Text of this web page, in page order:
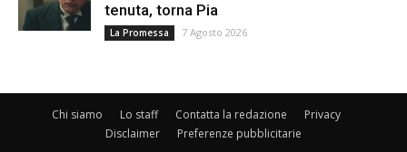
tenuta, torna Pia
La Promessa 7 Agosto 2026
Chi siamo Lo staff Contatta la redazione
Privacy
Disclaimer
Preferenze pubblicitarie